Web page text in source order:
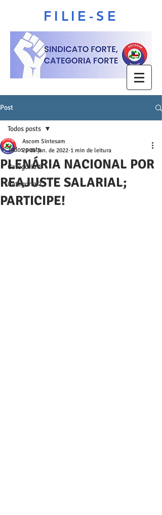
FILIE-SE
Post
Todos posts
Categoria 1
Categoria 2
Todos posts
PLENÁRIA NACIONAL POR
REAJUSTE SALARIAL;
PARTICIPE!
Ascom Sintesam
26 de jan. de 2022 1 min de leitura